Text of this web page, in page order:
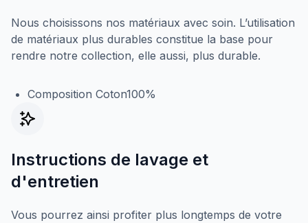
Nous choisissons nos matériaux avec soin. L’utilisation
de matériaux plus durables constitue la base pour
rendre notre collection, elle aussi, plus durable.
Composition Coton100%
Instructions de lavage et
d'entretien
Vous pourrez ainsi profiter plus longtemps de votre